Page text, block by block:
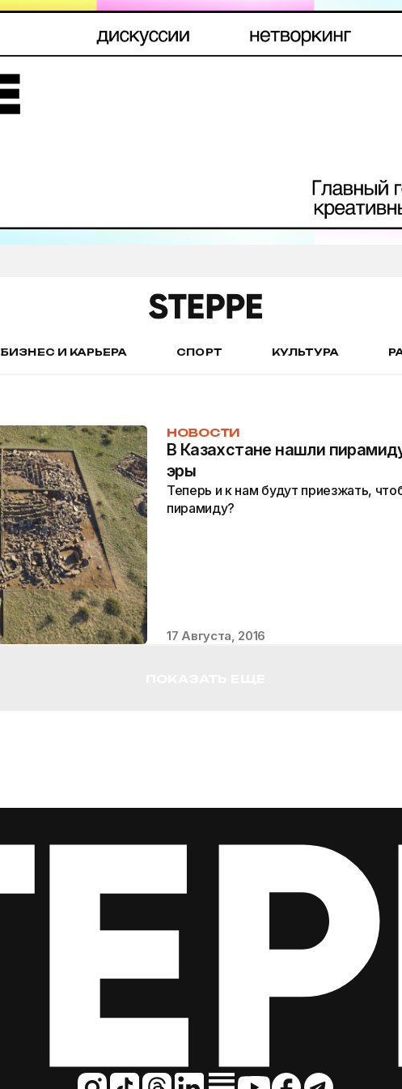
БИЗНЕС И КАРЬЕРА СПОРТ КУЛЬТУРА
НОВОСТИ
В Казахстане нашли
эры
Теперь и к нам будут приезжать,
пирамиду?
17 Августа, 2016